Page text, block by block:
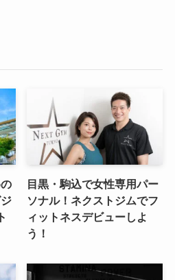
目黒・駒込で女性専用パー
ソナル！ネクストジムでフ
ィットネスデビューしよ
う！